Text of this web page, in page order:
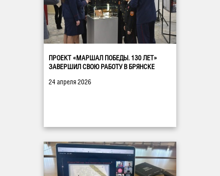
ПРОЕКТ «МАРШАЛ ПОБЕДЫ. 130 ЛЕТ»
ЗАВЕРШИЛ СВОЮ РАБОТУ В БРЯНСКЕ
24 апреля 2026